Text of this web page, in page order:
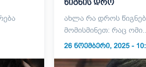
წიგნის დრო
ახლა რა დროს
მომისმინეთ: რაც
26 ᲜᲝᲔᲛᲑᲔᲠᲘ, 2025 -